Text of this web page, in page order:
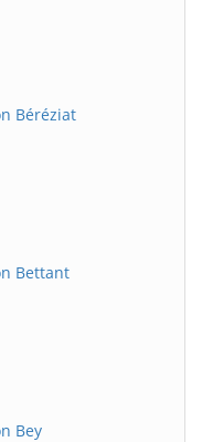
Béréziat
Bettant
Bey